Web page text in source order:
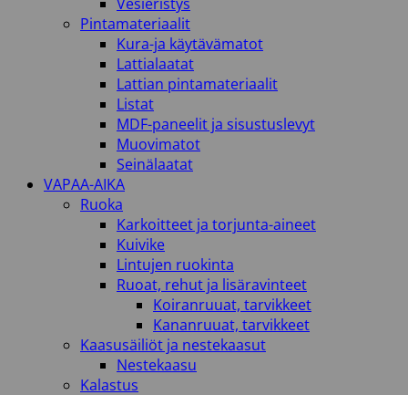
Pintamateriaalit
Kura-ja käytävämatot
Lattialaatat
Lattian pintamateriaalit
Listat
MDF-paneelit ja sisustuslevyt
Muovimatot
Seinälaatat
VAPAA-AIKA
Ruoka
Karkoitteet ja torjunta-aineet
Kuivike
Lintujen ruokinta
Ruoat, rehut ja lisäravinteet
Koiranruuat, tarvikkeet
Kananruuat, tarvikkeet
Kaasusäiliöt ja nestekaasut
Nestekaasu
Kalastus